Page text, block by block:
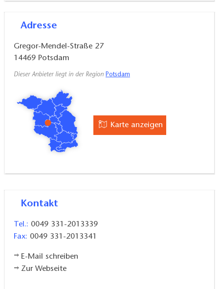
Adresse
Gregor-Mendel-Straße 27
14469 Potsdam
Dieser Anbieter liegt in der Region Potsdam
Karte anzeigen
Kontakt
Tel.: 0049 331-2013339
Fax: 0049 331-2013341
E-Mail schreiben
Zur Webseite